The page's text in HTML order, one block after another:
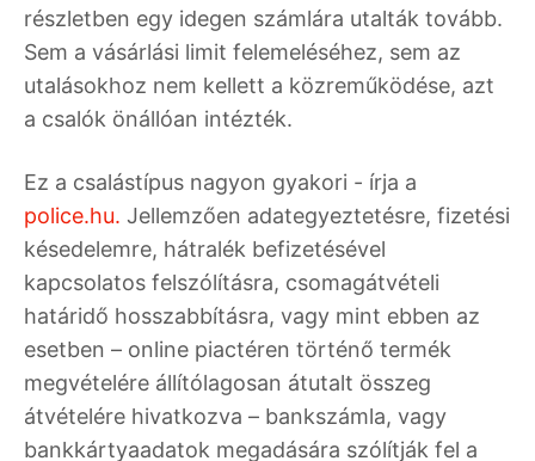
részletben egy idegen számlára utalták tovább.
Sem a vásárlási limit felemeléséhez, sem az
utalásokhoz nem kellett a közreműködése, azt
a csalók önállóan intézték.
Ez a csalástípus nagyon gyakori - írja a
police.hu. Jellemzően adategyeztetésre, fizetési
késedelemre, hátralék befizetésével
kapcsolatos felszólításra, csomagátvételi
határidő hosszabbításra, vagy mint ebben az
esetben – online piactéren történő termék
megvételére állítólagosan átutalt összeg
átvételére hivatkozva – bankszámla, vagy
bankkártyaadatok megadására szólítják fel a